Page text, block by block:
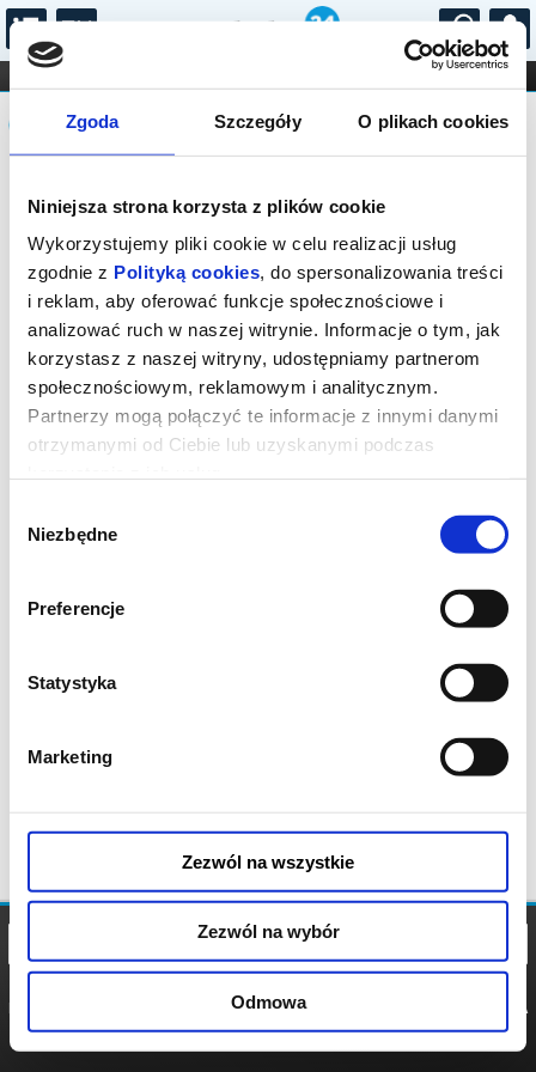
Zgoda Szczegóły O plikach cookies
Niniejsza strona korzysta z plików cookie
Wykorzystujemy pliki cookie w celu realizacji usług
zgodnie z Polityką cookies, do spersonalizowania treści
i reklam, aby oferować funkcje społecznościowe i
analizować ruch w naszej witrynie. Informacje o tym, jak
korzystasz z naszej witryny, udostępniamy partnerom
społecznościowym, reklamowym i analitycznym.
Partnerzy mogą połączyć te informacje z innymi danymi
otrzymanymi od Ciebie lub uzyskanymi podczas
zgody
Niezbędne
Preferencje
Statystyka
Marketing
Zezwól na wszystkie
Zezwól na wybór
Odmowa
...
FILHARMONIA OPERA I BALET
STAND-UP
DLA DZIECI
Komunikat
Sprzedaż biletów online na wydarzenie
została zakończona.
POLITYKA
POLITYKA